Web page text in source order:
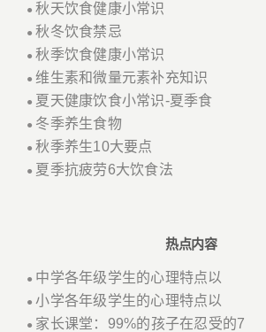
●秋天饮食健康小常识
●秋冬饮食禁忌
●秋季饮食健康小常识
●维生素和微量元素补充知识
● 夏天健康饮食小常识-夏季食
● 冬季养生食物
●秋季养生10大要点
● 夏季抗疲劳6大饮食法
热点内容
● 中学各年级学生的心理特点以
●小学各年级学生的心理特点以
● 家长课堂：99%的孩子在忍受的7